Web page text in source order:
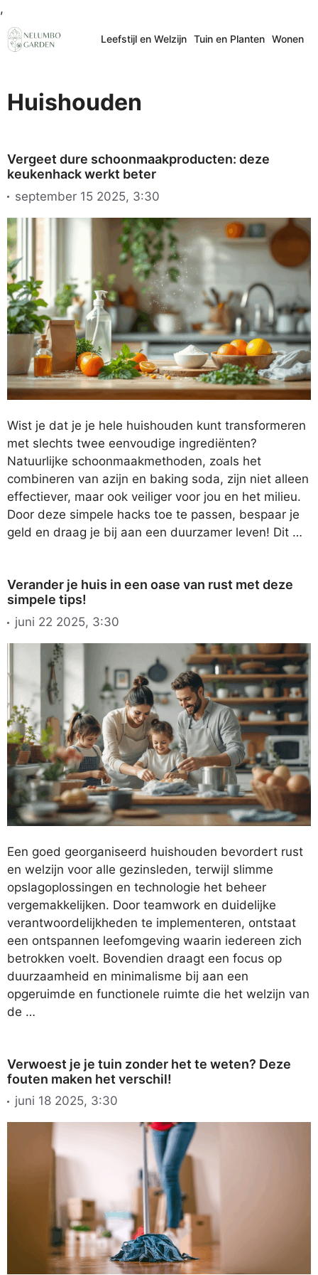
,
naar
de
Leefstijl en Welzijn Tuin en Planten Wonen
Huishouden
Vergeet dure schoonmaakproducten: deze
keukenhack werkt beter
september 15 2025, 3:30
Wist je dat je je hele huishouden kunt transformeren
met slechts twee eenvoudige ingrediënten?
Natuurlijke schoonmaakmethoden, zoals het
combineren van azijn en baking soda, zijn niet alleen
effectiever, maar ook veiliger voor jou en het milieu.
Door deze simpele hacks toe te passen, bespaar je
geld en draag je bij aan een duurzamer leven! Dit …
Verander je huis in een oase van rust met deze
simpele tips!
juni 22 2025, 3:30
Een goed georganiseerd huishouden bevordert rust
en welzijn voor alle gezinsleden, terwijl slimme
opslagoplossingen en technologie het beheer
vergemakkelijken. Door teamwork en duidelijke
verantwoordelijkheden te implementeren, ontstaat
een ontspannen leefomgeving waarin iedereen zich
betrokken voelt. Bovendien draagt een focus op
duurzaamheid en minimalisme bij aan een
opgeruimde en functionele ruimte die het welzijn van
de …
Verwoest je je tuin zonder het te weten? Deze
fouten maken het verschil!
juni 18 2025, 3:30